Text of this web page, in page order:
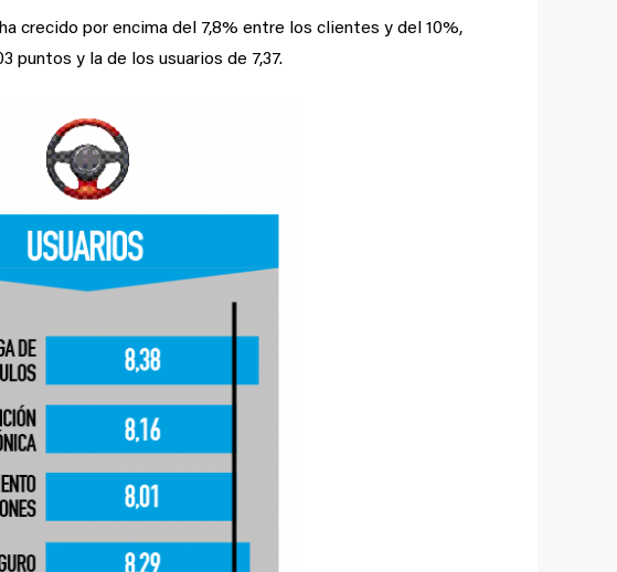
crecido por encima del 7,8% entre los clientes y del 10%,
puntos y la de los usuarios de 7,37.